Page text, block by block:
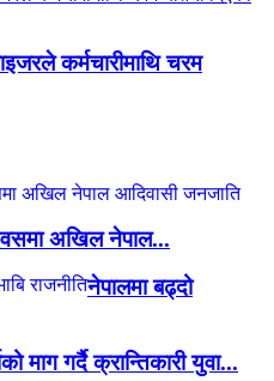
कर्मचारीमाथि चरम
अखिल नेपाल...
नेपालमा बढ्दो
माग गर्दै क्रान्तिकारी युवा...